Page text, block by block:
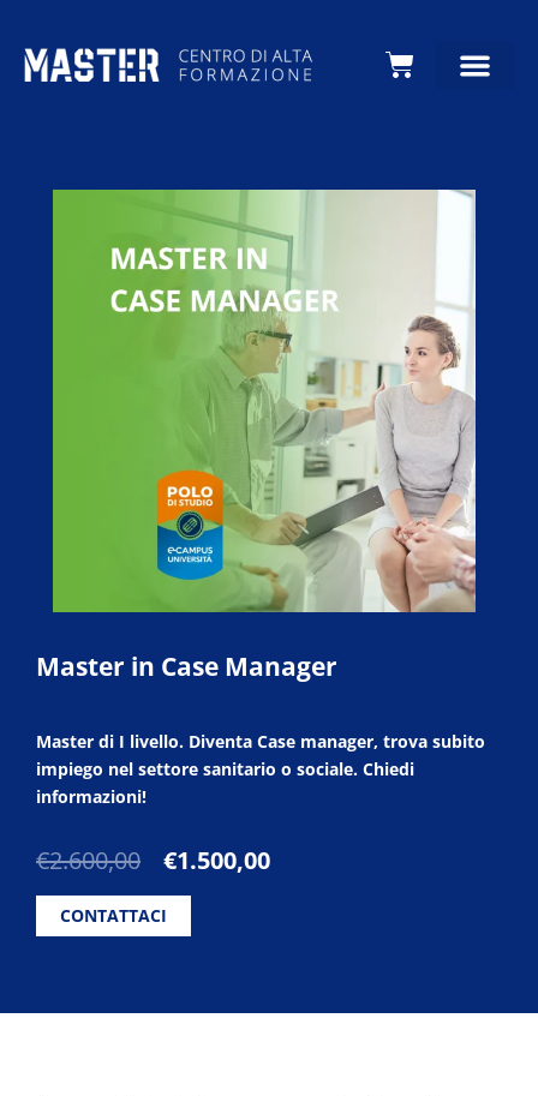
Carrello
Master in Case Manager
Master di I livello. Diventa Case manager, trova subito
impiego nel settore sanitario o sociale. Chiedi
informazioni!
€2.600,00
Il
originale
era:
€1.500,00Il
CONTATTACI